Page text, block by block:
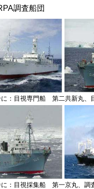
調査船団
に：目視専門船 第二共新丸
に：目視採集船 第一京丸、